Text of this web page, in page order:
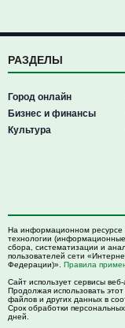
РАЗДЕЛЫ
Город онлайн
Бизнес и финансы
Культура
На информационном ресурсе
технологии
сбора, систематизации и
пользователей сети
Федерации)». Правила
Сайт использует сервисы веб-
Продолжая использовать
файлов и других данных в
Срок обработки
дней.